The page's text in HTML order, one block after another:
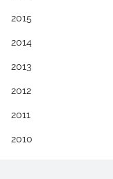
2015
2014
2013
2012
2011
2010